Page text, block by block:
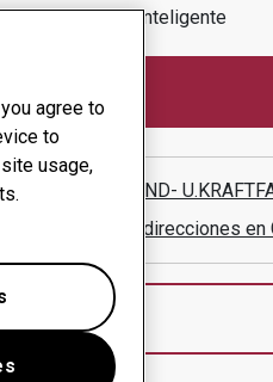
Gestión inteligente
L & K LAND-
Mostrar direcciones
agree to
to
usage,